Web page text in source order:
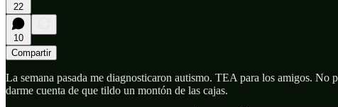
22
10
Compartir
La semana pasada me diagnosticaron autismo. TEA para los amigos. No
darme cuenta de que tildo un montón de las cajas.